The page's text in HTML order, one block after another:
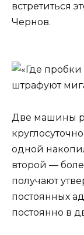
встретиться
Чернов.
Две машины
одной
второй —
получают
постоянных
постоянно в